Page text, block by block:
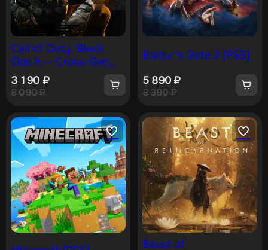
Call of Duty: Black
Ops 6 — Cross-Gen
Bundle [PS4, PS5]
8 090₽
3 190 ₽
Baldur’s Gate 3 [PS5]
8 390₽
5 890₽
Beast of